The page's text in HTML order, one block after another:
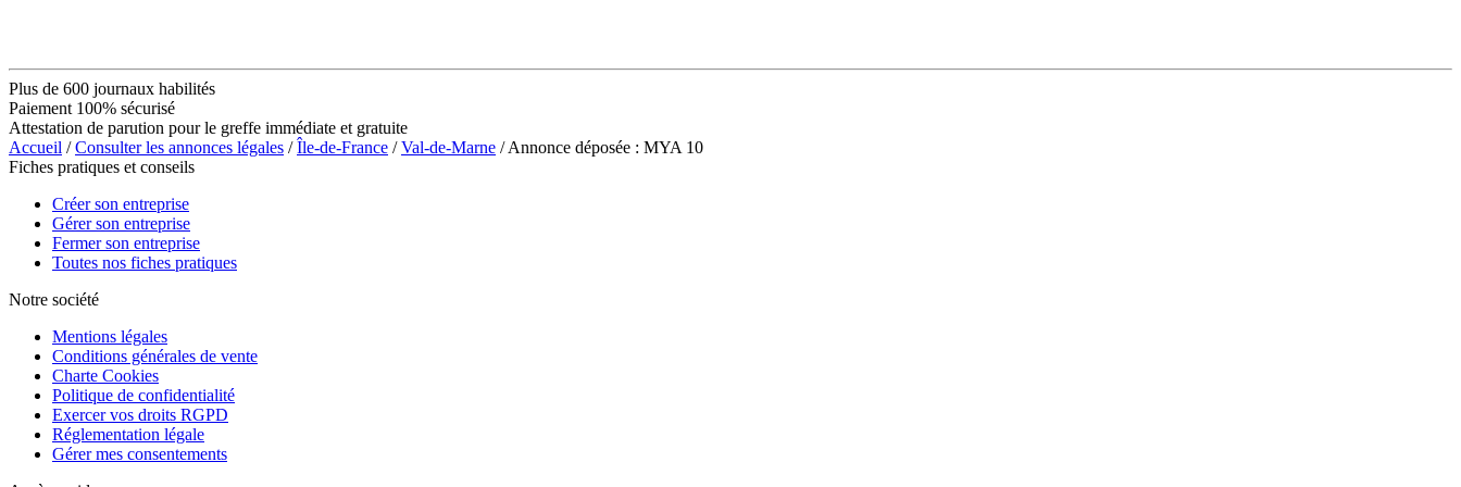
Plus de 600 journaux habilités
Paiement 100% sécurisé
Attestation de parution pour le greffe immédiate et gratuite
Accueil /Consulter les annonces légales /Île-de-France /Val-de-Marne / Annonce déposée : MYA 10
Fiches pratiques et conseils
Créer son entreprise
Gérer son entreprise
Fermer son entreprise
Toutes nos fiches pratiques
Notre société
Mentions légales
Conditions générales de vente
Charte Cookies
Politique de confidentialité
Exercer vos droits RGPD
Réglementation légale
Gérer mes consentements